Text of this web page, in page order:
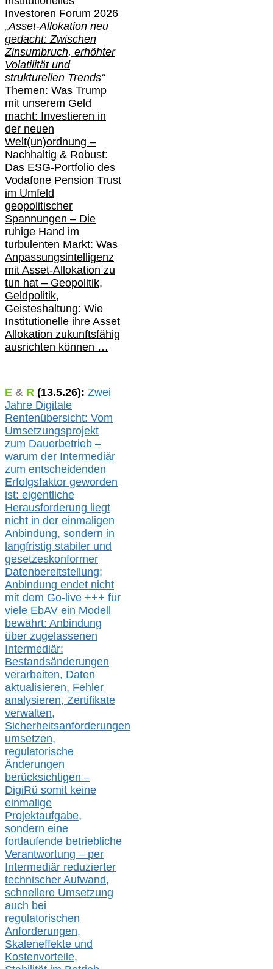
Investoren Forum 2026
„Asset-Allokation neu
gedacht: Zwischen
Zinsumbruch, erhöhter
Volatilität und
strukturellen Trends“
Themen: Was Trump
mit unserem Geld
macht: Investieren in
der neuen
Welt(un)ordnung –
Nachhaltig & Robust:
Das ESG-Portfolio des
Vodafone Pension Trust
im Umfeld
geopolitischer
Spannungen – Die
ruhige Hand im
turbulenten Markt: Was
Anpassungsintelligenz
mit Asset-Allokation zu
tun hat – Geopolitik,
Geldpolitik,
Geisteshaltung: Wie
Institutionelle ihre Asset
Allokation zukunftsfähig
ausrichten können …
E & R (13.5.26): Zwei
Jahre Digitale
Rentenübersicht: Vom
Umsetzungsprojekt
zum Dauerbetrieb –
warum der Intermediär
zum entscheidenden
Erfolgsfaktor geworden
ist: eigentliche
Herausforderung liegt
nicht in der einmaligen
Anbindung, sondern in
langfristig stabiler und
gesetzeskonformer
Datenbereitstellung;
Anbindung endet nicht
mit dem Go-live +++ für
viele EbAV ein Modell
bewährt: Anbindung
über zugelassenen
Intermediär:
Bestandsänderungen
verarbeiten, Daten
aktualisieren, Fehler
analysieren, Zertifikate
verwalten,
Sicherheitsanforderungen
umsetzen,
regulatorische
Änderungen
berücksichtigen –
DigiRü somit keine
einmalige
Projektaufgabe,
sondern eine
fortlaufende betriebliche
Verantwortung – per
Intermediär reduzierter
technischer Aufwand,
schnellere Umsetzung
auch bei
regulatorischen
Anforderungen,
Skaleneffekte und
Kostenvorteile,